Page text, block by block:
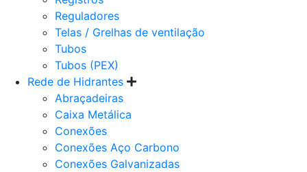
Reguladores
Telas / Grelhas de ventilação
Tubos
Tubos (PEX)
Rede de Hidrantes
Abraçadeiras
Caixa Metálica
Conexões
Conexões Aço Carbono
Conexões Galvanizadas